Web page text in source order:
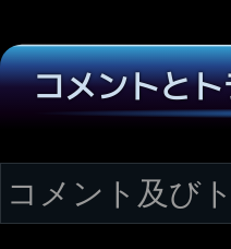
コメントと
コメント及び